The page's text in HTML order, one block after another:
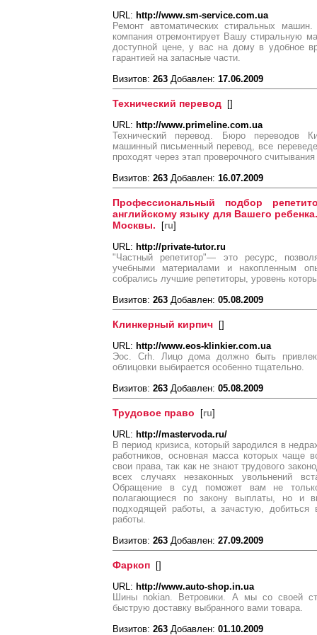
URL: http://www.sm-service.com.ua
Ремонт автоматических стиральных
компания отремонтирует Вашу стиральную
доступной цене, у вас на дому в удобное
гарантией на запасные части.
Визитов: 263 Добавлен: 17.06.2009
Технический перевод []
URL: http://www.primeline.com.ua
Технический перевод. Бюро переводов
машинный письменный перевод, все
проходят через этап проверочного
Визитов: 263 Добавлен: 16.07.2009
Профессиональный подбор
английскому языку для Вашего
Москвы. [ru]
URL: http://private-tutor.ru
"Частный репетитор"— это ресурс,
учебными материалами и накопленным
собрались лучшие репетиторы, уровень
Визитов: 263 Добавлен: 05.08.2009
Клинкерный кирпич []
URL: http://www.eos-klinkier.com.ua
Эос. Crh. Лицо дома должно быть
облицовки выбирается особенно тщательно.
Визитов: 263 Добавлен: 05.08.2009
Трудовое право [ru]
URL: http://mastervoda.ru/
В период кризиса, который зародился в
работников, основная масса которых чаще
свои права, так как не знают трудового
всех случаях незаконных увольнений
Обращение в суд поможет вам не
полагающиеся по закону выплаты, но и
подходящей работы, а зачастую, добиться
работы.
Визитов: 263 Добавлен: 27.09.2009
Фаркоп []
URL: http://www.auto-shop.in.ua
Шины nokian. Ветровики. А мы со своей
быструю доставку выбранного вами товара.
Визитов: 263 Добавлен: 01.10.2009